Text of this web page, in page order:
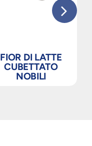
FIOR DI LATTE
CUBETTATO
NOBILI